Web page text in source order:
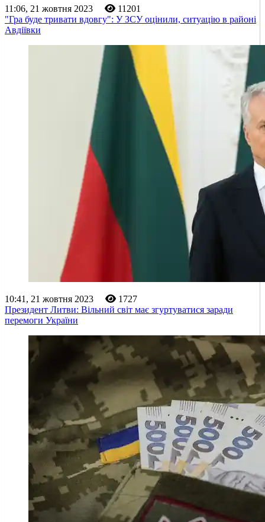
11:06, 21 жовтня 2023
11201
"Гра буде тривати вдовгу": У ЗСУ оцінили, ситуацію в районі
Авдіївки
10:41, 21 жовтня 2023
1727
Президент Литви: Вільний світ має згуртуватися заради
перемоги України